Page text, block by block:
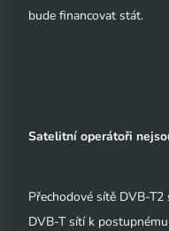
bude financovat stát.
Satelitní operátoři
Přechodové sítě DVB-
DVB-T sítí k